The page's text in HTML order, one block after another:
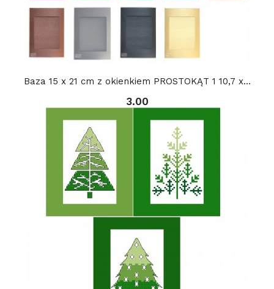
Baza 15 x 21 cm z okienkiem PROSTOKĄT 1 10,7 x...
3.00